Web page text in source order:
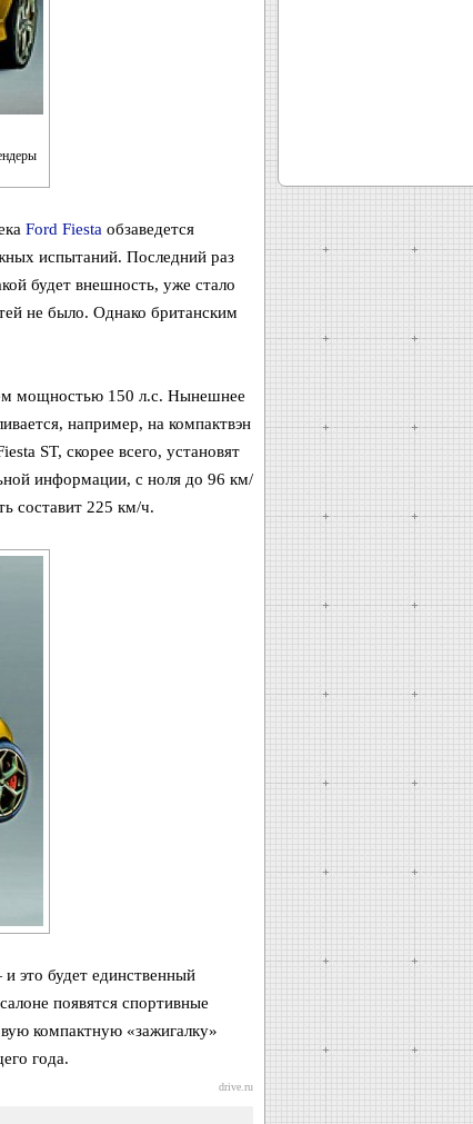
Ford Fiesta обзаведется
испытаний. Последний раз
будет внешность, уже стало
не было. Однако британским
мощностью 150 л.с. Нынешнее
например, на компактвэн
ST, скорее всего, установят
информации, с ноля до 96 км/
составит 225 км/ч.
это будет единственный
появятся спортивные
компактную «зажигалку»
года.
drive.ru